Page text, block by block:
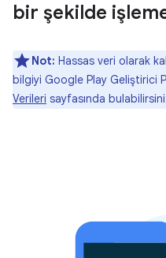
bir şekilde
Not: Hassas veri olarak
bilgiyi Google Play Geliştirici
Verileri sayfasında